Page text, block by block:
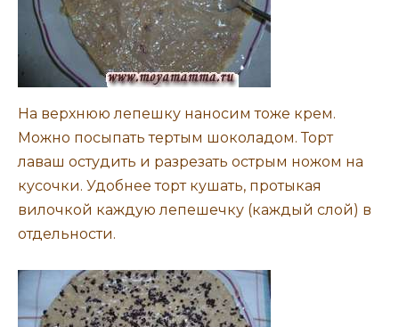
На верхнюю лепешку наносим тоже крем.
Можно посыпать тертым шоколадом. Торт
лаваш остудить и разрезать острым ножом на
кусочки. Удобнее торт кушать, протыкая
вилочкой каждую лепешечку (каждый слой) в
отдельности.